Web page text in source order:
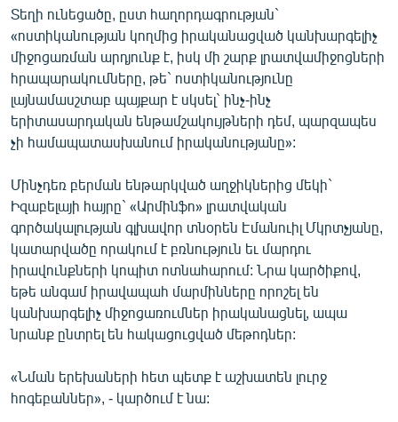
Տեղի ունեցածը, ըստ հաղորդագրության`
«ոստիկանության կողմից իրականացված կանխարգելիչ
միջոցառման արդյունք է, իսկ մի շարք լրատվամիջոցների
հրապարակումները, թե` ոստիկանությունը
լայնամասշտաբ պայքար է սկսել` ինչ-ինչ
երիտասարդական ենթամշակույթների դեմ, պարզապես
չի համապատասխանում իրականությանը»:
Մինչդեռ բերման ենթարկված աղջիկներից մեկի`
Իզաբելայի հայրը` «Արմինֆո» լրատվական
գործակալության գլխավոր տնօրեն Էմանուիլ Մկրտչյանը,
կատարվածը որակում է բռնություն եւ մարդու
իրավունքների կոպիտ ոտնահարում: Նրա կարծիքով,
եթե անգամ իրավապահ մարմինները որոշել են
կանխարգելիչ միջոցառումներ իրականացնել, ապա
նրանք ընտրել են հակացուցված մեթոդներ:
«Նման երեխաների հետ պետք է աշխատեն լուրջ
հոգեբաններ», - կարծում է նա: